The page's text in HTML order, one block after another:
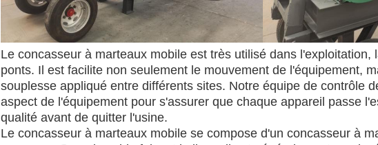
Le concasseur à marteaux mobile est très utilisé dans
ponts. Il est facilite non seulement le mouvement de l'équipement,
souplesse appliqué entre différents sites. Notre équipe de contrôle
aspect de l'équipement pour s'assurer que chaque appareil passe
qualité avant de quitter l'usine.
Le concasseur à marteaux mobile se compose d'un concasseur à